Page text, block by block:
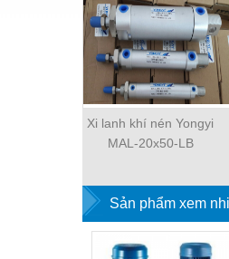
Xi lanh khí nén Yongyi
MAL-20x50-LB
Sản phẩm xem